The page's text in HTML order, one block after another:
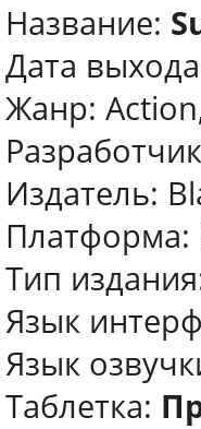
Название:
Дата
Жанр:
Издатель:
Платформа:
Тип
Язык
Язык
Таблетка: